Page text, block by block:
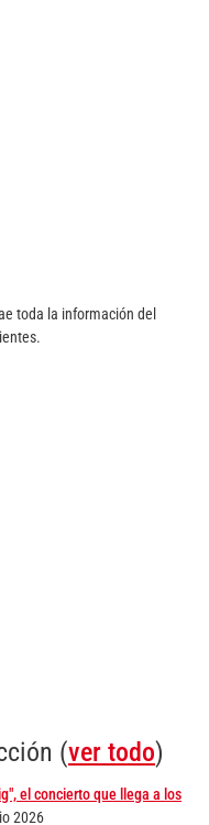
toda la información del
(ver todo)
el concierto que llega a los
2026